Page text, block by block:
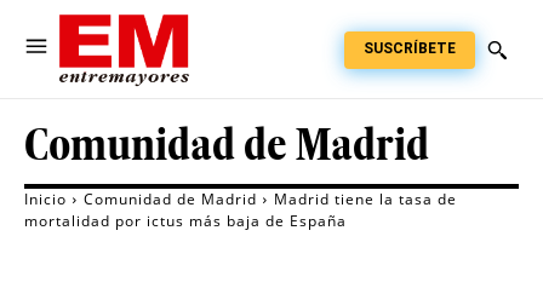
SUSCRÍBETE
Comunidad de Madrid
Inicio Comunidad de Madrid
Madrid tiene la tasa de
mortalidad por ictus más baja de España